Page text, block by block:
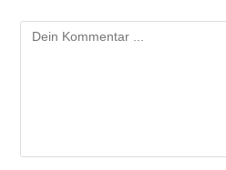
Kommentieren